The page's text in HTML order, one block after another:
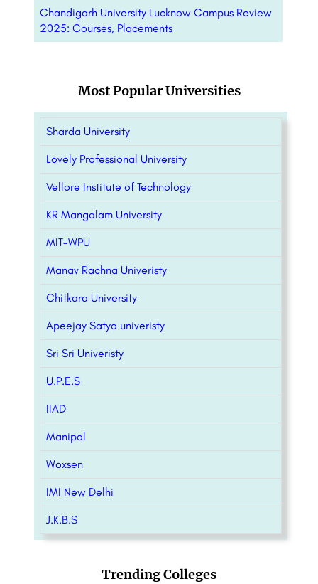
Chandigarh University Lucknow Campus Review
2025: Courses, Placements
Most Popular Universities
Sharda University
Lovely Professional University
Vellore Institute of Technology
KR Mangalam University
MIT-WPU
Manav Rachna Univeristy
Chitkara University
Apeejay Satya univeristy
Sri Sri Univeristy
U.P.E.S
IIAD
Manipal
Woxsen
IMI New Delhi
J.K.B.S
Trending Colleges